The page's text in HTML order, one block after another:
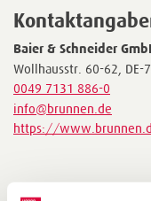
Baier & Schneider
Wollhausstr. 60-62, DE-
0049 7131 886-0
info@brunnen.de
https://